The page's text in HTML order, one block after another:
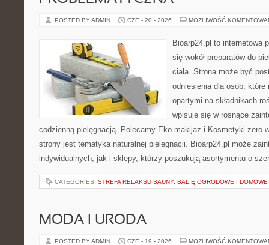
POSTED BY ADMIN CZE - 20 - 2026 MOŻLIWOŚĆ
Bioarp24.pl to internetowa
się wokół preparatów do
ciała. Strona może być
odniesienia dla osób,
opartymi na składnikach
wpisuje się w rosnące
codzienną pielęgnacją. Polecamy Eko-makijaż i Kosmetyki zero
strony jest tematyka naturalnej pielęgnacji. Bioarp24.pl może
indywidualnych, jak i sklepy, którzy poszukują asortymentu o
CATEGORIES: STREFA RELAKSU SAUNY, BALIĘ OGRODOWE I DOMOWE
MODA I URODA
POSTED BY ADMIN CZE - 19 - 2026 MOŻLIWOŚĆ